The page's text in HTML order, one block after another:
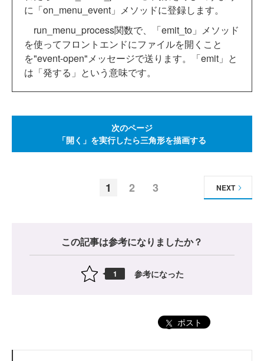
に「on_menu_event」メソッドに登録します。
run_menu_process関数で、「emit_to」メソッド
を使ってフロントエンドにファイルを開くこと
を"event-open"メッセージで送ります。「emit」と
は「発する」という意味です。
次のページ
「開く」を実行したら三角形を描画する
1 2 3 NEXT
この記事は参考になりましたか？
1 参考になった
ポスト